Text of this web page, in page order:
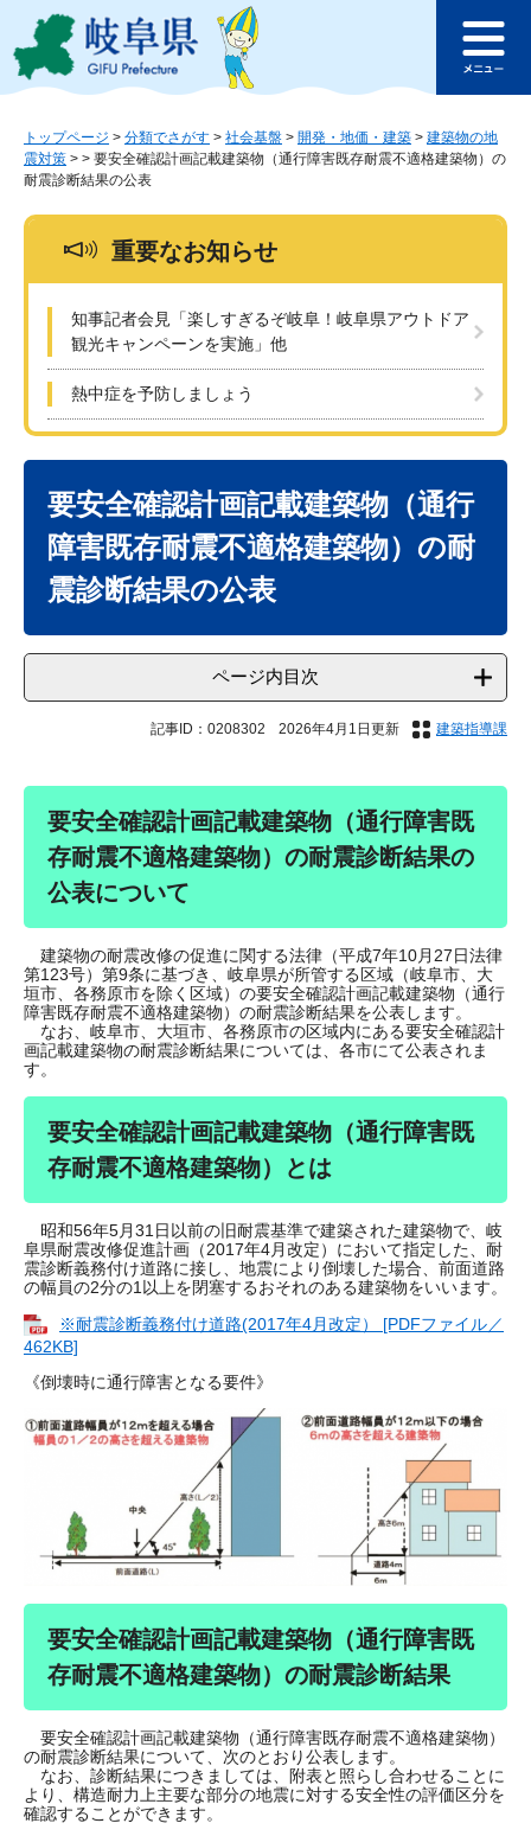
ジ
ュ
このページの本文へ
ュ
トップページ > 分類でさがす > 社会基盤 > 開発・地価・建築 > 建築物の地
震対策 > > 要安全確認計画記載建築物（通行障害既存耐震不適格建築物）の
耐震診断結果の公表
重要なお知らせ
知事記者会見「楽しすぎるぞ岐阜！岐阜県アウトドア
観光キャンペーンを実施」他
熱中症を予防しましょう
要安全確認計画記載建築物（通行
障害既存耐震不適格建築物）の耐
震診断結果の公表
ページ内目次
記事ID：0208302 2026年4月1日更新 建築指導課
要安全確認計画記載建築物（通行障害既
存耐震不適格建築物）の耐震診断結果の
公表について
建築物の耐震改修の促進に関する法律（平成7年10月27日法律
第123号）第9条に基づき、岐阜県が所管する区域（岐阜市、大
垣市、各務原市を除く区域）の要安全確認計画記載建築物（通行
障害既存耐震不適格建築物）の耐震診断結果を公表します。
なお、岐阜市、大垣市、各務原市の区域内にある要安全確認計
画記載建築物の耐震診断結果については、各市にて公表されま
す。
要安全確認計画記載建築物（通行障害既
存耐震不適格建築物）とは
昭和56年5月31日以前の旧耐震基準で建築された建築物で、岐
阜県耐震改修促進計画（2017年4月改定）において指定した、耐
震診断義務付け道路に接し、地震により倒壊した場合、前面道路
の幅員の2分の1以上を閉塞するおそれのある建築物をいいます。
※耐震診断義務付け道路(2017年4月改定） [PDFファイル／
462KB]
《倒壊時に通行障害となる要件》
要安全確認計画記載建築物（通行障害既
存耐震不適格建築物）の耐震診断結果
要安全確認計画記載建築物（通行障害既存耐震不適格建築物）
の耐震診断結果について、次のとおり公表します。
なお、診断結果につきましては、附表と照らし合わせることに
より、構造耐力上主要な部分の地震に対する安全性の評価区分を
確認することができます。